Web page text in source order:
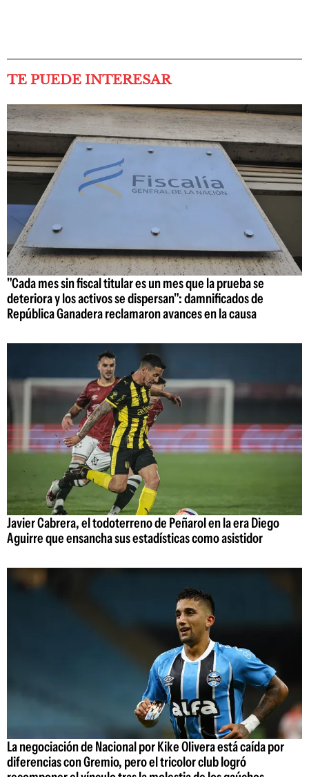
TE PUEDE INTERESAR
"Cada mes sin fiscal titular es un mes que la prueba se
deteriora y los activos se dispersan": damnificados de
República Ganadera reclamaron avances en la causa
Javier Cabrera, el todoterreno de Peñarol en la era Diego
Aguirre que ensancha sus estadísticas como asistidor
La negociación de Nacional por Kike Olivera está caída por
diferencias con Gremio, pero el tricolor club logró